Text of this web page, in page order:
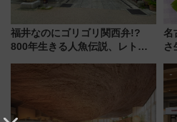
福井なのにゴリゴリ関西弁!?
800年生きる人魚伝説、レトロ
名
さ
売